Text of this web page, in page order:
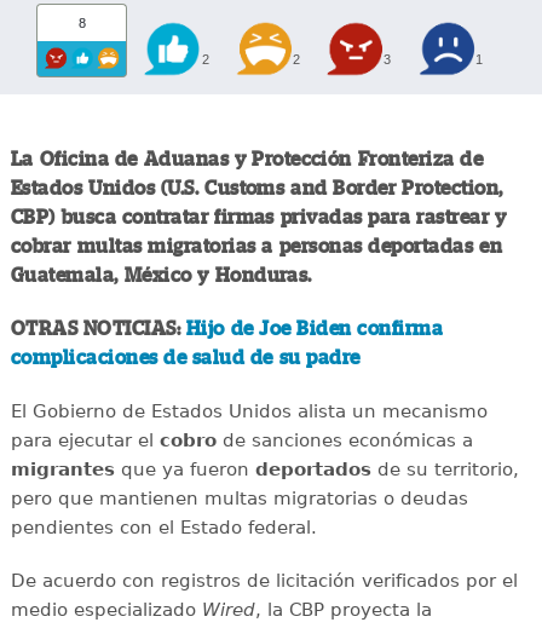
8
2 2 3 1
La Oficina de Aduanas y Protección Fronteriza de
Estados Unidos (U.S. Customs and Border Protection,
CBP) busca contratar firmas privadas para rastrear y
cobrar multas migratorias a personas deportadas en
Guatemala, México y Honduras.
OTRAS NOTICIAS:Hijo de Joe Biden confirma
complicaciones de salud de su padre
El Gobierno de Estados Unidos alista un mecanismo
para ejecutar el cobrode sanciones económicas a
migrantesque ya fueron deportadosde su territorio,
pero que mantienen multas migratorias o deudas
pendientes con el Estado federal.
De acuerdo con registros de licitación verificados por el
medio especializado Wired, la CBP proyecta la